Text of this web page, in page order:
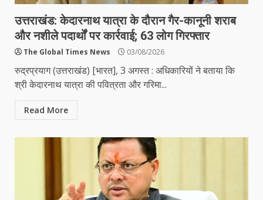
उत्तराखंड: केदारनाथ यात्रा के दौरान गैर-कानूनी शराब
और नशीले पदार्थों पर कार्रवाई; 63 लोग गिरफ्तार
The Global Times News 03/08/2026
रुद्रप्रयाग (उत्तराखंड) [भारत], 3 अगस्त : अधिकारियों ने बताया कि
श्री केदारनाथ यात्रा की पवित्रता और गरिमा...
Read More